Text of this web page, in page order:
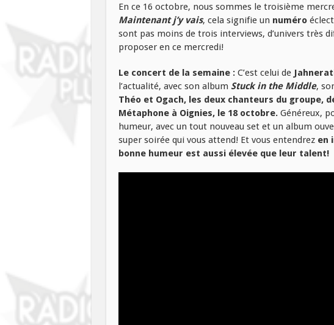
En ce 16 octobre, nous sommes le troisième
Maintenant j’y vais, cela signifie un numéro
sont pas moins de trois interviews, d’univers très
proposer en ce mercredi!
Le concert de la semaine :C’est celui de
l’actualité, avec son album Stuck in the Middle,
Théo et Ogach, les deux chanteurs du groupe,
Métaphone à Oignies, le 18 octobre.Généreux,
humeur, avec un tout nouveau set et un album
super soirée qui vous attend! Et vous entendrez en
bonne humeur est aussi élevée que leur talent!